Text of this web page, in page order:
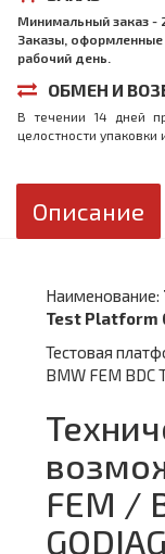
Минимальный заказ -
Заказы,
рабочий день.
ОБМЕН И
В течении 14 дней
целостности упаковки
Описание
Наименование:
Test Platform
Тестовая
BMW FEM
FEM /